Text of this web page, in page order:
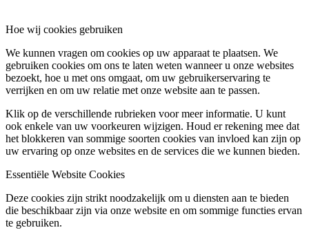
Hoe wij cookies gebruiken
We kunnen vragen om cookies op uw apparaat te plaatsen. We
gebruiken cookies om ons te laten weten wanneer u onze websites
bezoekt, hoe u met ons omgaat, om uw gebruikerservaring te
verrijken en om uw relatie met onze website aan te passen.
Klik op de verschillende rubrieken voor meer informatie. U kunt
ook enkele van uw voorkeuren wijzigen. Houd er rekening mee dat
het blokkeren van sommige soorten cookies van invloed kan zijn op
uw ervaring op onze websites en de services die we kunnen bieden.
Essentiële Website Cookies
Deze cookies zijn strikt noodzakelijk om u diensten aan te bieden
die beschikbaar zijn via onze website en om sommige functies ervan
te gebruiken.